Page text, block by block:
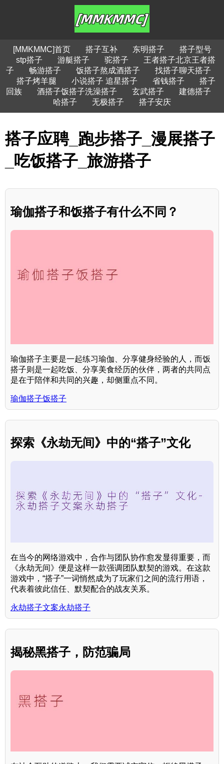
[MMKMMC]首页 搭子互补 东明搭子
搭子型号
stp搭子
游艇搭子 驼搭子
王者搭子北京王者搭
子
畅游搭子 饭搭子熬成酒搭子
找搭子聊天搭子
搭子烤羊腿
小说搭子 追星搭子 省钱搭子
搭子
回族
酒搭子饭搭子洗澡搭子 玄武搭子
建德搭子
哈搭子
无极搭子 搭子安庆
搭子应聘_跑步搭子_漫展搭子
_吃饭搭子_旅游搭子
瑜伽搭子和饭搭子有什么不同？
瑜伽搭子主要是一起练习瑜伽、分享健身经验的人，而饭
搭子则是一起吃饭、分享美食经历的伙伴，两者的共同点
是在于陪伴和共同的兴趣，却侧重点不同。
瑜伽搭子饭搭子
探索《永劫无间》中的“搭子”文化
在当今的网络游戏中，合作与团队协作愈发显得重要，而
《永劫无间》便是这样一款强调团队默契的游戏。在这款
游戏中，“搭子”一词悄然成为了玩家们之间的流行用语，
代表着彼此信任、默契配合的战友关系。
永劫搭子文案永劫搭子
揭秘黑搭子，防范骗局